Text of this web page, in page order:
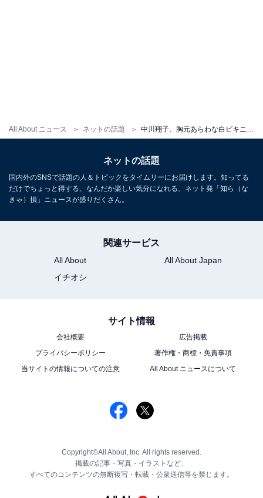
All About ニュース ネットの話題
ネットの話題
国内外のSNSで話題の人＆トピックをタイムリーにお届けします。知ってる
だけでちょっと得する、なんだか楽しい気分になれる、ネット発「知ら（な
きゃ）損」ニュースが盛りだくさん。
関連サービス
All About
All About Japan
イチオシ
サイト情報
会社概要
広告掲載
プライバシーポリシー
著作権・商標・免責事項
当サイトの情報についての注意
All About ニュースについて
Copyright©All About, Inc. All rights reserved.
掲載の記事・写真・イラストなど、
すべてのコンテンツの無断複写・転載・公衆送信等を禁じます。